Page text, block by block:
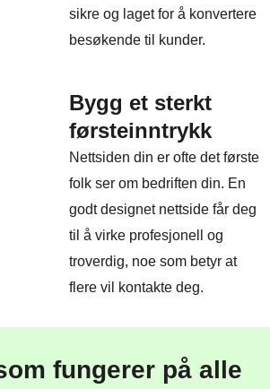
sikre og laget for å konvertere
besøkende til kunder.
Bygg et sterkt
førsteinntrykk
Nettsiden din er ofte det første
folk ser om bedriften din. En
godt designet nettside får deg
til å virke profesjonell og
troverdig, noe som betyr at
flere vil kontakte deg.
fungerer på alle